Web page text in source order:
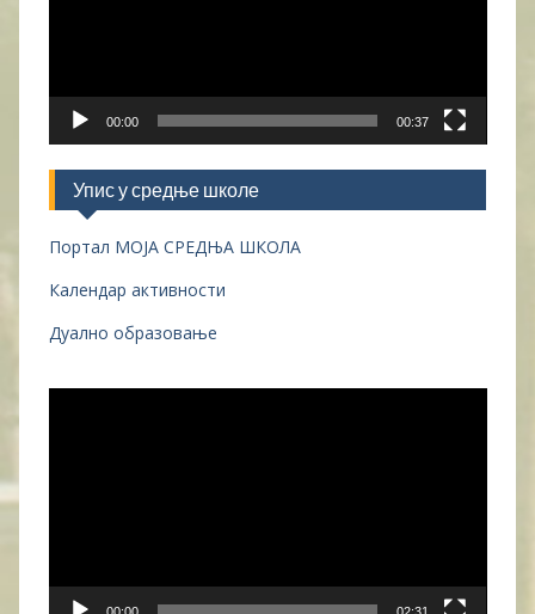
00:00 00:37
Упис у средње школе
Портал МОЈА СРЕДЊА ШКОЛА
Календар активности
Дуално образовање